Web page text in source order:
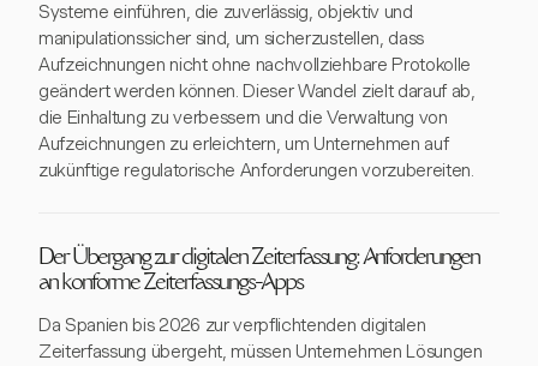
Systeme einführen, die zuverlässig, objektiv und
manipulationssicher sind, um sicherzustellen, dass
Aufzeichnungen nicht ohne nachvollziehbare Protokolle
geändert werden können. Dieser Wandel zielt darauf ab,
die Einhaltung zu verbessern und die Verwaltung von
Aufzeichnungen zu erleichtern, um Unternehmen auf
zukünftige regulatorische Anforderungen vorzubereiten.
Der Übergang zur digitalen Zeiterfassung: Anforderungen
an konforme Zeiterfassungs-Apps
Da Spanien bis 2026 zur verpflichtenden digitalen
Zeiterfassung übergeht, müssen Unternehmen Lösungen